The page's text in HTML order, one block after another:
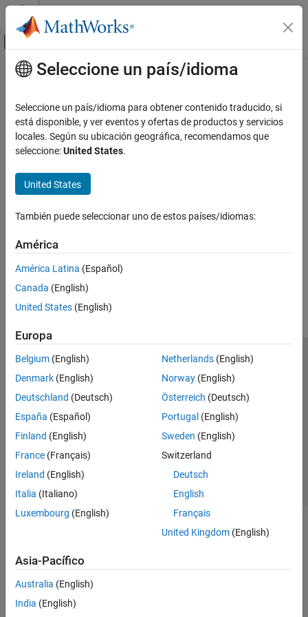
Saltar al contenido
Mostrar/ocultar menú de navegación
Inicio de Documentación
Contenido principal
How useful was this information?
Seleccione un país/idioma
Seleccione un país/idioma para obtener contenido traducido, si
está disponible, y ver eventos y ofertas de productos y servicios
locales. Según su ubicación geográfica, recomendamos que
seleccione:United States.
United States
También puede seleccionar uno de estos países/idiomas:
América
América Latina (Español)
Canada (English)
United States (English)
Europa
Belgium (English)
Denmark (English)
Deutschland (Deutsch)
España (Español)
Finland (English)
France (Français)
Ireland (English)
Italia (Italiano)
Luxembourg (English)
Netherlands(English)
Norway(English)
Österreich (Deutsch)
Portugal (English)
Sweden (English)
Switzerland
Deutsch
English
Français
United Kingdom(English)
Asia-Pacífico
Australia (English)
India (English)
Centro de confianza
Marcas comerciales
Política de privacidad
Antipiratería
Estado de las aplicaciones
Información de contacto
© 1994-2026 The MathWorks, Inc.
Seleccione un país/